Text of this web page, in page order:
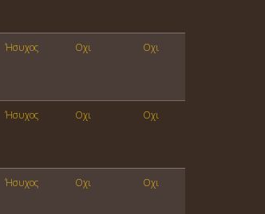
Ήσυχος Οχι Οχι
Ήσυχος Οχι Οχι
Ήσυχος Οχι Οχι